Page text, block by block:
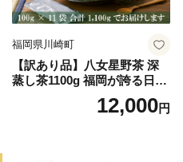
福岡県川崎町
【訳あり品】八女星野茶 深
蒸し茶1100g 福岡が誇る日本
茶_ 訳アリ 常温 お茶 茶袋 常
備品 おちゃ ocha 茶葉 緑茶
12,000円